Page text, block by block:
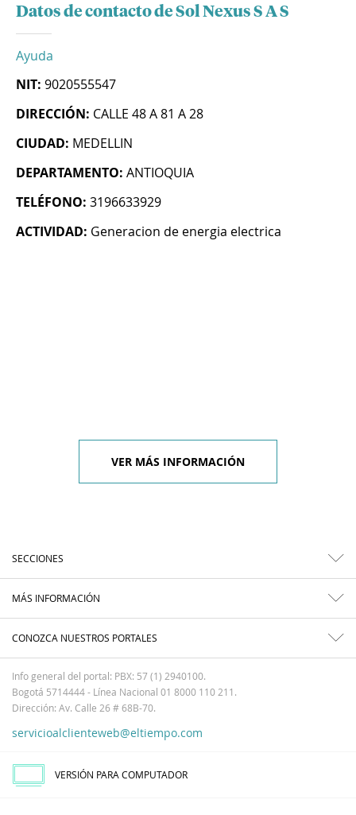
Datos de contacto de Sol Nexus S A S
Ayuda
NIT: 9020555547
DIRECCIÓN: CALLE 48 A 81 A 28
CIUDAD: MEDELLIN
DEPARTAMENTO: ANTIOQUIA
TELÉFONO: 3196633929
ACTIVIDAD: Generacion de energia electrica
VER MÁS INFORMACIÓN
SECCIONES
MÁS INFORMACIÓN
CONOZCA NUESTROS PORTALES
Info general del portal: PBX: 57 (1) 2940100.
Bogotá 5714444 - Línea Nacional 01 8000 110 211.
Dirección: Av. Calle 26 # 68B-70.
servicioalclienteweb@eltiempo.com
VERSIÓN PARA COMPUTADOR